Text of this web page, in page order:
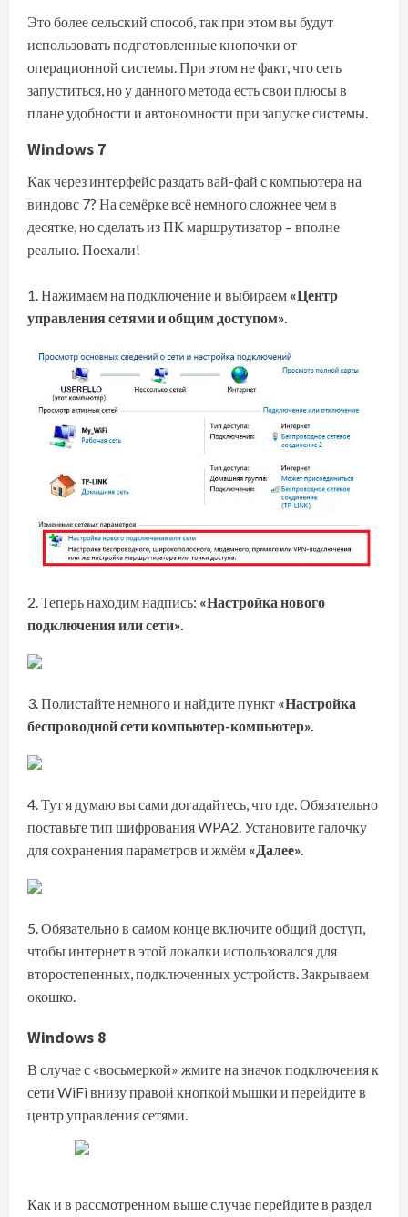
Это более сельский способ, так при этом вы будут
использовать подготовленные кнопочки от
операционной системы. При этом не факт, что сеть
запуститься, но у данного метода есть свои плюсы в
плане удобности и автономности при запуске системы.
Windows 7
Как через интерфейс раздать вай-фай с компьютера на
виндовс 7? На семёрке всё немного сложнее чем в
десятке, но сделать из ПК маршрутизатор – вполне
реально. Поехали!
Нажимаем на подключение и выбираем «Центр
управления сетями и общим доступом».
Теперь находим надпись: «Настройка нового
подключения или сети».
Полистайте немного и найдите пункт «Настройка
беспроводной сети компьютер-компьютер».
Тут я думаю вы сами догадайтесь, что где. Обязательно
поставьте тип шифрования WPA2. Установите галочку
для сохранения параметров и жмём «Далее».
Обязательно в самом конце включите общий доступ,
чтобы интернет в этой локалки использовался для
второстепенных, подключенных устройств. Закрываем
окошко.
Windows 8
В случае с «восьмеркой» жмите на значок подключения к
сети WiFi внизу правой кнопкой мышки и перейдите в
центр управления сетями.
Как и в рассмотренном выше случае перейдите в раздел